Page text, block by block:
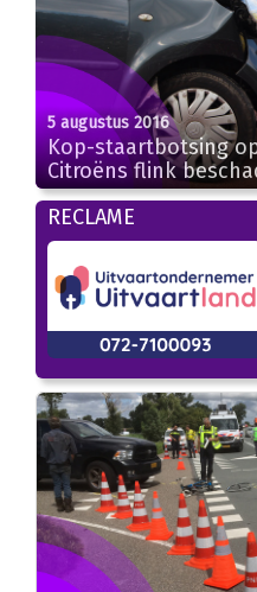
5 augustus 2016
Kop-staartbotsing
Citroëns flink
RECLAME